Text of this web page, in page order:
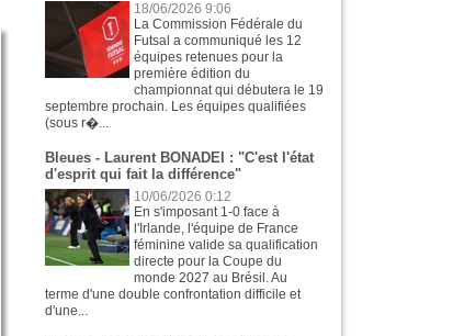
18/06/2026 9:06
La Commission Fédérale du
Futsal a communiqué les 12
équipes retenues pour la
première édition du
championnat qui débutera le 19
septembre prochain. Les équipes qualifiées
(sous r�...
Bleues - Laurent BONADEI : "C'est l'état
d'esprit qui fait la différence"
10/06/2026 0:12
En s'imposant 1-0 face à
l'Irlande, l'équipe de France
féminine valide sa qualification
directe pour la Coupe du
monde 2027 au Brésil. Au
terme d'une double confrontation difficile et
d'une...